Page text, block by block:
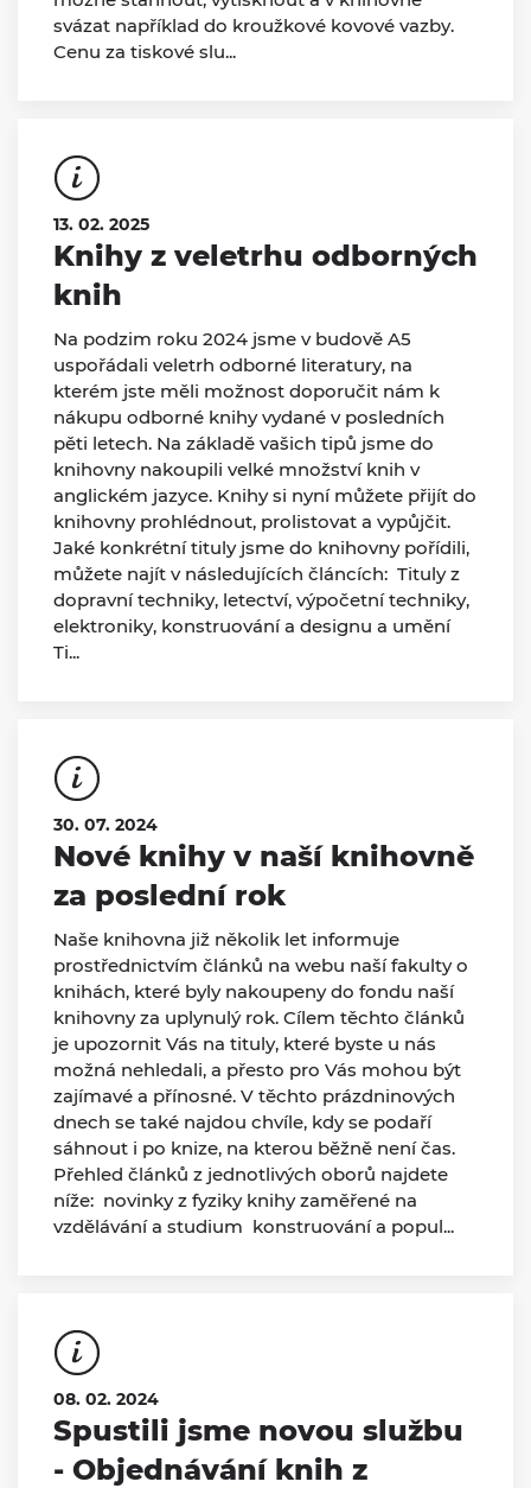
svázat například do kroužkové kovové vazby.
Cenu za tiskové slu...
13. 02. 2025
Knihy z veletrhu odborných
knih
Na podzim roku 2024 jsme v budově A5
uspořádali veletrh odborné literatury, na
kterém jste měli možnost doporučit nám k
nákupu odborné knihy vydané v posledních
pěti letech. Na základě vašich tipů jsme do
knihovny nakoupili velké množství knih v
anglickém jazyce. Knihy si nyní můžete přijít do
knihovny prohlédnout, prolistovat a vypůjčit.
Jaké konkrétní tituly jsme do knihovny pořídili,
můžete najít v následujících článcích: Tituly z
dopravní techniky, letectví, výpočetní techniky,
elektroniky, konstruování a designu a umění
Ti...
30. 07. 2024
Nové knihy v naší knihovně
za poslední rok
Naše knihovna již několik let informuje
prostřednictvím článků na webu naší fakulty o
knihách, které byly nakoupeny do fondu naší
knihovny za uplynulý rok. Cílem těchto článků
je upozornit Vás na tituly, které byste u nás
možná nehledali, a přesto pro Vás mohou být
zajímavé a přínosné. V těchto prázdninových
dnech se také najdou chvíle, kdy se podaří
sáhnout i po knize, na kterou běžně není čas.
Přehled článků z jednotlivých oborů najdete
níže: novinky z fyziky knihy zaměřené na
vzdělávání a studium konstruování a popul...
08. 02. 2024
Spustili jsme novou službu
- Objednávání knih z